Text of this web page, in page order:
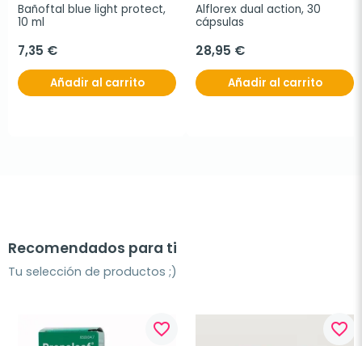
Bañoftal blue light protect,
10 ml
7,35 €
Añadir al carrito
Alflorex dual action, 30
cápsulas
28,95 €
Añadir al carrito
Recomendados para ti
Tu selección de productos ;)
favorite_border favorite_border